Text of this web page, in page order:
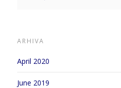
ARHIVA
April 2020
June 2019